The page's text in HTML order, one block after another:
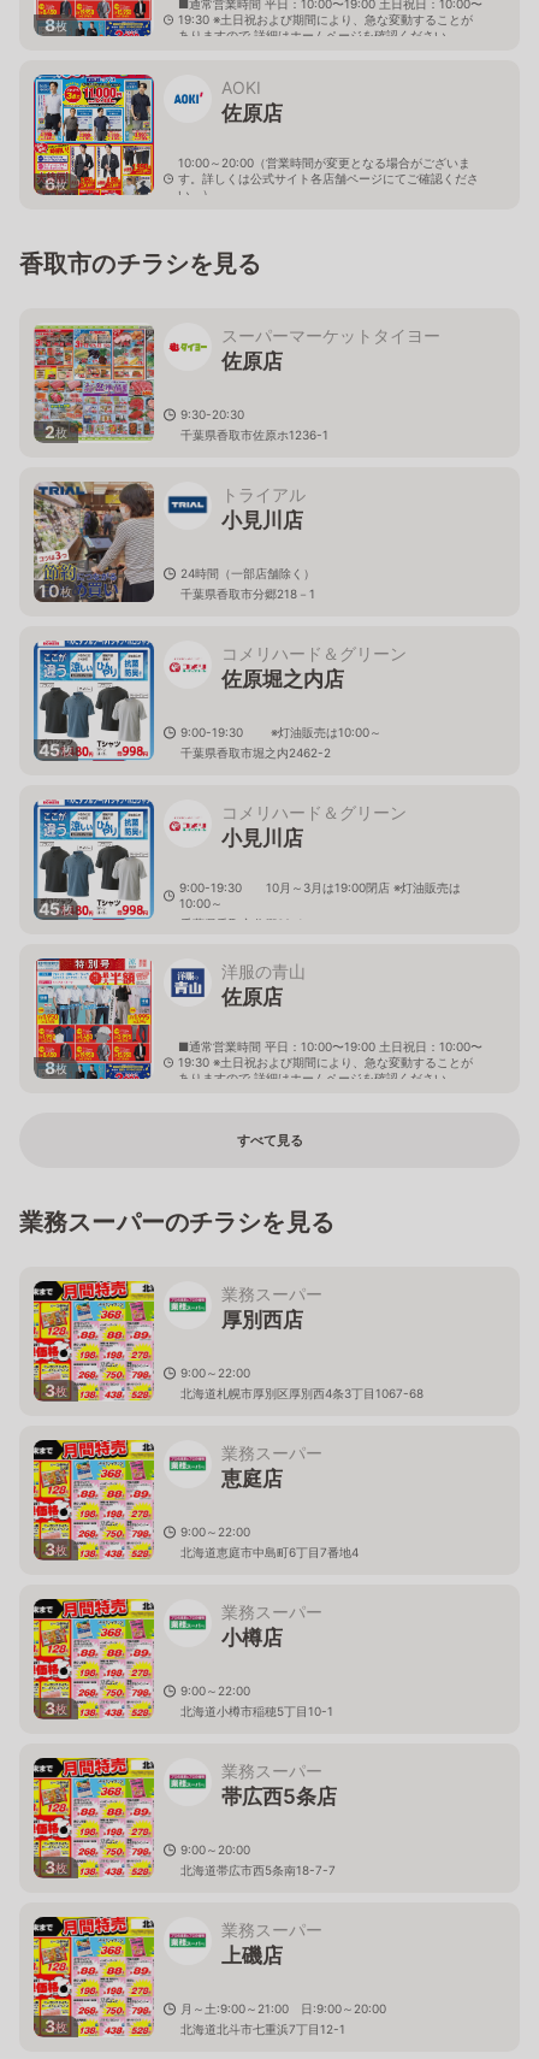
8枚
■通常営業時間 平日：10:00〜19:00 土日祝日：10:00〜
19:30 ※土日祝および期間により、急な変動することが
ありますので 詳細はホームページを確認ください
6枚
AOKI
佐原店
10:00～20:00（営業時間が変更となる場合がございま
す。詳しくは公式サイト各店舗ページにてご確認くださ
い。）
香取市のチラシを見る
2枚
スーパーマーケットタイヨー
佐原店
9:30-20:30
千葉県香取市佐原ホ1236-1
10枚
トライアル
小見川店
24時間（一部店舗除く）
千葉県香取市分郷218－1
45枚
コメリハード＆グリーン
佐原堀之内店
9:00-19:30 ※灯油販売は10:00～
千葉県香取市堀之内2462-2
45枚
コメリハード＆グリーン
小見川店
9:00-19:30 10月～3月は19:00閉店 ※灯油販売は
10:00～
千葉県香取市分郷62-1
8枚
洋服の青山
佐原店
■通常営業時間 平日：10:00〜19:00 土日祝日：10:00〜
19:30 ※土日祝および期間により、急な変動することが
ありますので 詳細はホームページを確認ください
すべて見る
業務スーパーのチラシを見る
3枚
業務スーパー
厚別西店
9:00～22:00
北海道札幌市厚別区厚別西4条3丁目1067-68
3枚
業務スーパー
恵庭店
9:00～22:00
北海道恵庭市中島町6丁目7番地4
3枚
業務スーパー
小樽店
9:00～22:00
北海道小樽市稲穂5丁目10-1
3枚
業務スーパー
帯広西5条店
9:00～20:00
北海道帯広市西5条南18-7-7
3枚
業務スーパー
上磯店
月～土:9:00～21:00 日:9:00～20:00
北海道北斗市七重浜7丁目12-1